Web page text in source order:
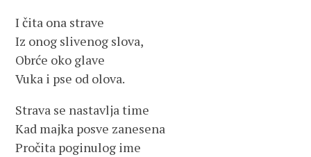
I čita ona strave
Iz onog slivenog slova,
Obrće oko glave
Vuka i pse od olova.
Strava se nastavlja time
Kad majka posve zanesena
Pročita poginulog ime